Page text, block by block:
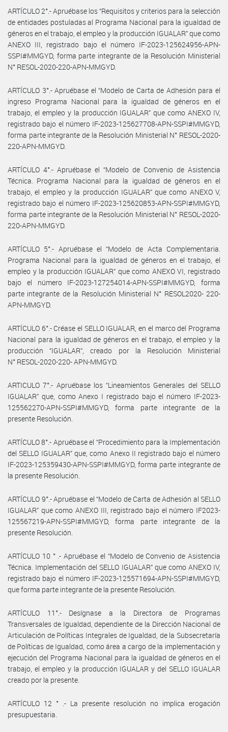
ARTÍCULO 2°.- Apruébase los “Requisitos y criterios para la selección
de entidades postuladas al Programa Nacional para la igualdad de
géneros en el trabajo, el empleo y la producción IGUALAR” que como
ANEXO III, registrado bajo el número IF-2023-125624956-APN-
SSPI#MMGYD, forma parte integrante de la Resolución Ministerial
N° RESOL-2020-220-APN-MMGYD.
ARTÍCULO 3°.- Apruébase el “Modelo de Carta de Adhesión para el
ingreso Programa Nacional para la igualdad de géneros en el
trabajo, el empleo y la producción IGUALAR” que como ANEXO IV,
registrado bajo el número IF-2023-125627708-APN-SSPI#MMGYD,
forma parte integrante de la Resolución Ministerial N° RESOL-2020-
220-APN-MMGYD.
ARTÍCULO 4°.- Apruébase el “Modelo de Convenio de Asistencia
Técnica. Programa Nacional para la igualdad de géneros en el
trabajo, el empleo y la producción IGUALAR” que como ANEXO V,
registrado bajo el número IF-2023-125620853-APN-SSPI#MMGYD,
forma parte integrante de la Resolución Ministerial N° RESOL-2020-
220-APN-MMGYD.
ARTÍCULO 5°.- Apruébase el “Modelo de Acta Complementaria.
Programa Nacional para la igualdad de géneros en el trabajo, el
empleo y la producción IGUALAR” que como ANEXO VI, registrado
bajo el número IF-2023-127254014-APN-SSPI#MMGYD, forma
parte integrante de la Resolución Ministerial N° RESOL2020- 220-
APN-MMGYD.
ARTÍCULO 6°.- Créase el SELLO IGUALAR, en el marco del Programa
Nacional para la igualdad de géneros en el trabajo, el empleo y la
producción “IGUALAR”, creado por la Resolución Ministerial
N° RESOL-2020-220- APN-MMGYD.
ARTICULO 7°.- Apruébase los “Lineamientos Generales del SELLO
IGUALAR” que, como Anexo I registrado bajo el número IF-2023-
125562270-APN-SSPI#MMGYD, forma parte integrante de la
presente Resolución.
ARTÍCULO 8°.- Apruébase el “Procedimiento para la Implementación
del SELLO IGUALAR” que, como Anexo II registrado bajo el número
IF-2023-125359430-APN-SSPI#MMGYD, forma parte integrante de
la presente Resolución.
ARTÍCULO 9°.- Apruébase el “Modelo de Carta de Adhesión al SELLO
IGUALAR” que como ANEXO III, registrado bajo el número IF2023-
125567219-APN-SSPI#MMGYD, forma parte integrante de la
presente Resolución.
ARTÍCULO 10 ° .- Apruébase el “Modelo de Convenio de Asistencia
Técnica. Implementación del SELLO IGUALAR” que como ANEXO IV,
registrado bajo el número IF-2023-125571694-APN-SSPI#MMGYD,
que forma parte integrante de la presente Resolución.
ARTÍCULO 11°.- Desígnase a la Directora de Programas
Transversales de Igualdad, dependiente de la Dirección Nacional de
Articulación de Políticas Integrales de Igualdad, de la Subsecretaría
de Políticas de Igualdad, como área a cargo de la implementación y
ejecución del Programa Nacional para la igualdad de géneros en el
trabajo, el empleo y la producción IGUALAR y del SELLO IGUALAR
creado por la presente.
ARTÍCULO 12 ° .- La presente resolución no implica erogación
presupuestaria.